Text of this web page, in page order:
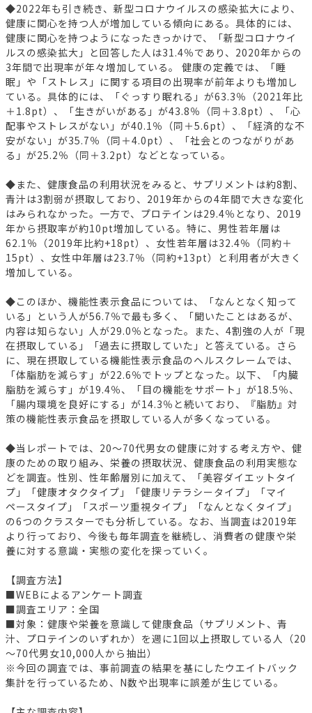
◆2022年も引き続き、新型コロナウイルスの感染拡大により、
健康に関心を持つ人が増加している傾向にある。具体的には、
健康に関心を持つようになったきっかけで、「新型コロナウイ
ルスの感染拡大」と回答した人は31.4％であり、2020年からの
3年間で出現率が年々増加している。 健康の定義では、「睡
眠」や「ストレス」に関する項目の出現率が前年よりも増加し
ている。具体的には、「ぐっすり眠れる」が63.3％（2021年比
＋1.8pt）、「生きがいがある」が43.8％（同＋3.8pt）、「心
配事やストレスがない」が40.1％（同＋5.6pt）、「経済的な不
安がない」が35.7％（同＋4.0pt）、「社会とのつながりがあ
る」が25.2％（同＋3.2pt）などとなっている。
◆また、健康食品の利用状況をみると、サプリメントは約8割、
青汁は3割弱が摂取しており、2019年からの4年間で大きな変化
はみられなかった。一方で、プロテインは29.4％となり、2019
年から摂取率が約10pt増加している。特に、男性若年層は
62.1％（2019年比約+18pt）、女性若年層は32.4％（同約＋
15pt）、女性中年層は23.7％（同約+13pt）と利用者が大きく
増加している。
◆このほか、機能性表示食品については、「なんとなく知って
いる」という人が56.7％で最も多く、「聞いたことはあるが、
内容は知らない」人が29.0％となった。また、4割強の人が「現
在摂取している」「過去に摂取していた」と答えている。さら
に、現在摂取している機能性表示食品のヘルスクレームでは、
「体脂肪を減らす」が22.6％でトップとなった。以下、「内臓
脂肪を減らす」が19.4％、「目の機能をサポート」が18.5％、
「腸内環境を良好にする」が14.3％と続いており、『脂肪』対
策の機能性表示食品を摂取している人が多くなっている。
◆当レポートでは、20～70代男女の健康に対する考え方や、健
康のための取り組み、栄養の摂取状況、健康食品の利用実態な
どを調査。性別、性年齢層別に加えて、「美容ダイエットタイ
プ」「健康オタクタイプ」「健康リテラシータイプ」「マイ
ペースタイプ」「スポーツ重視タイプ」「なんとなくタイプ」
の6つのクラスターでも分析している。なお、当調査は2019年
より行っており、今後も毎年調査を継続し、消費者の健康や栄
養に対する意識・実態の変化を探っていく。
【調査方法】
■WEBによるアンケート調査
■調査エリア：全国
■対象：健康や栄養を意識して健康食品（サプリメント、青
汁、プロテインのいずれか）を週に1回以上摂取している人（20
～70代男女10,000人から抽出）
※今回の調査では、事前調査の結果を基にしたウエイトバック
集計を行っているため、N数や出現率に誤差が生じている。